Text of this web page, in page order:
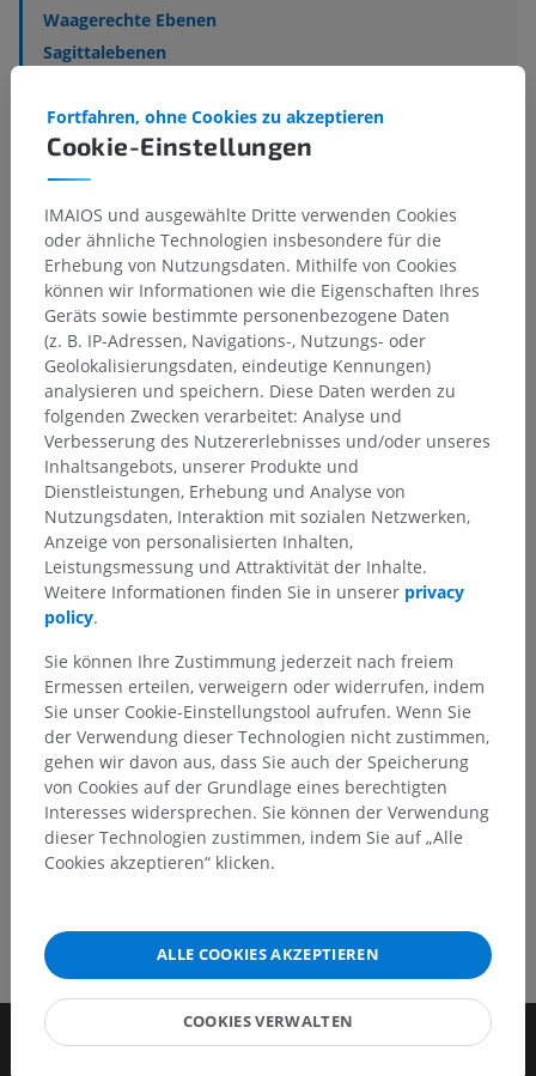
Waagerechte Ebenen
Sagittalebenen
Paramedianebenen
Transversalebenen
Transpyloricum Querebene
Subcostale Querebene
Mehr anzeigen
Übersetzungen
Sie haben einen Fehler gefunden?
Sie können gerne eine Berichtigung, Übersetzung oder
inhaltliche Verbesserung vorschlagen.
HOLE SIE SICH DIE APP
Cookie-Einstellungen
Fortfahren, ohne Cookies zu akzeptieren
IMAIOS und ausgewählte Dritte verwenden Cookies
oder ähnliche Technologien insbesondere für die
Erhebung von Nutzungsdaten. Mithilfe von Cookies
können wir Informationen wie die Eigenschaften Ihres
Geräts sowie bestimmte personenbezogene Daten
(z. B. IP-Adressen, Navigations-, Nutzungs- oder
Geolokalisierungsdaten, eindeutige Kennungen)
analysieren und speichern. Diese Daten werden zu
folgenden Zwecken verarbeitet: Analyse und
Verbesserung des Nutzererlebnisses und/oder unseres
Inhaltsangebots, unserer Produkte und
Dienstleistungen, Erhebung und Analyse von
Nutzungsdaten, Interaktion mit sozialen Netzwerken,
Anzeige von personalisierten Inhalten,
Leistungsmessung und Attraktivität der Inhalte.
Weitere Informationen finden Sie in unserer privacy
policy.
Sie können Ihre Zustimmung jederzeit nach freiem
Ermessen erteilen, verweigern oder widerrufen, indem
Sie unser Cookie-Einstellungstool aufrufen. Wenn Sie
der Verwendung dieser Technologien nicht zustimmen,
gehen wir davon aus, dass Sie auch der Speicherung
von Cookies auf der Grundlage eines berechtigten
Interesses widersprechen. Sie können der Verwendung
dieser Technologien zustimmen, indem Sie auf „Alle
Cookies akzeptieren“ klicken.
ALLE COOKIES AKZEPTIEREN
COOKIES VERWALTEN